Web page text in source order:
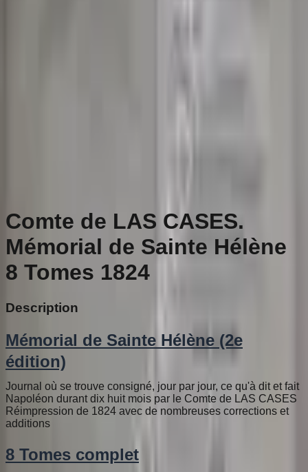
Comte de LAS CASES.
Mémorial de Sainte Hélène
8 Tomes 1824
Description
Mémorial de Sainte Hélène (2e
édition)
Journal où se trouve consigné, jour par jour, ce qu'à dit et fait
Napoléon durant dix huit mois par le Comte de LAS CASES
Réimpression de 1824 avec de nombreuses corrections et
additions
8 Tomes complet